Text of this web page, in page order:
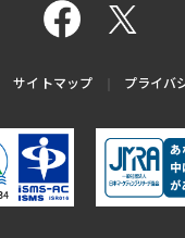
サイトマップ プライバ